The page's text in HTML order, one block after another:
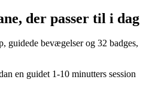
der passer til i dag
guidede bevægelser og 32 badges,
en guidet 1-10 minutters session